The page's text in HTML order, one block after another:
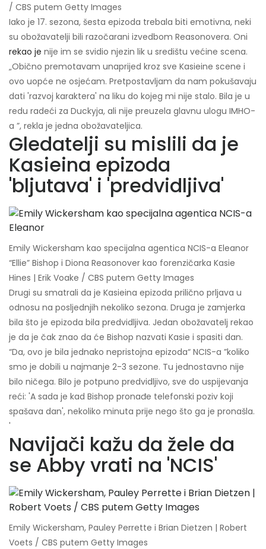
/ CBS putem Getty Images
Iako je 17. sezona, šesta epizoda trebala biti emotivna, neki
su obožavatelji bili razočarani izvedbom Reasonovera. Oni
rekao je nije im se svidio njezin lik u središtu većine scena.
„Obično premotavam unaprijed kroz sve Kasieine scene i
ovo uopće ne osjećam. Pretpostavljam da nam pokušavaju
dati 'razvoj karaktera' na liku do kojeg mi nije stalo. Bila je u
redu radeći za Duckyja, ali nije preuzela glavnu ulogu IMHO-
a ”, rekla je jedna obožavateljica.
Gledatelji su mislili da je
Kasieina epizoda
'bljutava' i 'predvidljiva'
Emily Wickersham kao specijalna agentica NCIS-a Eleanor
“Ellie” Bishop i Diona Reasonover kao forenzičarka Kasie
Hines | Erik Voake / CBS putem Getty Images
Drugi su smatrali da je Kasieina epizoda prilično prljava u
odnosu na posljednjih nekoliko sezona. Druga je zamjerka
bila što je epizoda bila predvidljiva. Jedan obožavatelj rekao
je da je čak znao da će Bishop nazvati Kasie i spasiti dan.
“Da, ovo je bila jednako nepristojna epizoda“ NCIS-a ”koliko
smo je dobili u najmanje 2-3 sezone. Tu jednostavno nije
bilo ničega. Bilo je potpuno predvidljivo, sve do uspijevanja
reći: 'A sada je kad Bishop pronađe telefonski poziv koji
spašava dan', nekoliko minuta prije nego što ga je pronašla.
'
Navijači kažu da žele da
se Abby vrati na 'NCIS'
Emily Wickersham, Pauley Perrette i Brian Dietzen | Robert
Voets / CBS putem Getty Images